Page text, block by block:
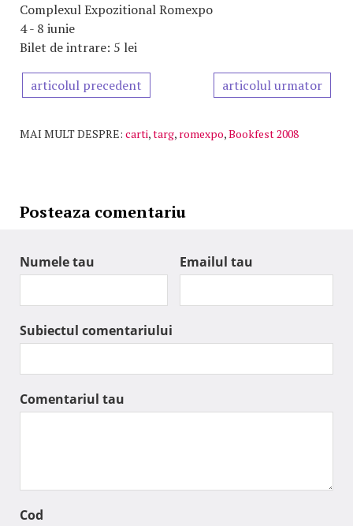
Complexul Expozitional Romexpo
4 - 8 iunie
Bilet de intrare: 5 lei
articolul precedent articolul urmator
MAI MULT DESPRE: carti,targ, romexpo,Bookfest 2008
Posteaza comentariu
Numele tau Emailul tau
Subiectul comentariului
Comentariul tau
Cod